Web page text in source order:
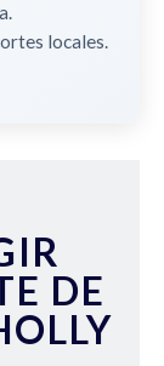
locales.
DE